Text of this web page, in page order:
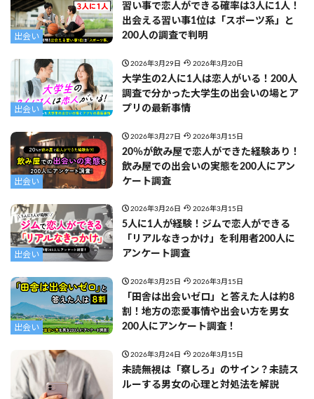
出会い
習い事で恋人ができる確率は3人に1人！
出会える習い事1位は「スポーツ系」と
200人の調査で判明
出会い
2026年3月29日 2026年3月20日
大学生の2人に1人は恋人がいる！200人
調査で分かった大学生の出会いの場とア
プリの最新事情
出会い
2026年3月27日 2026年3月15日
20％が飲み屋で恋人ができた経験あり！
飲み屋での出会いの実態を200人にアン
ケート調査
出会い
2026年3月26日 2026年3月15日
5人に1人が経験！ジムで恋人ができる
「リアルなきっかけ」を利用者200人に
アンケート調査
出会い
2026年3月25日 2026年3月15日
「田舎は出会いゼロ」と答えた人は約8
割！地方の恋愛事情や出会い方を男女
200人にアンケート調査！
2026年3月24日 2026年3月15日
未読無視は「察しろ」のサイン？未読ス
ルーする男女の心理と対処法を解説